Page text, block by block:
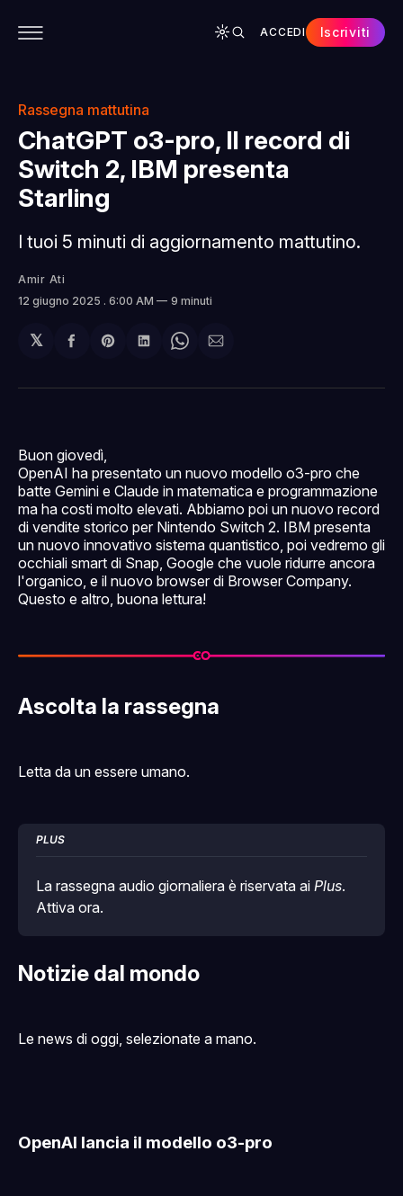
ACCEDI Iscriviti
Rassegna mattutina
ChatGPT o3-pro, Il record di
Switch 2, IBM presenta
Starling
I tuoi 5 minuti di aggiornamento mattutino.
Amir Ati
12 giugno 2025 . 6:00 AM 9 minuti
𝕏
Condividi
Facebook
Share
Pinterest
Condividi
LinkedIn
Share
WhatsApp
Condividi
email
Buon giovedì,
OpenAI ha presentato un nuovo modello o3-pro che
batte Gemini e Claude in matematica e programmazione
ma ha costi molto elevati. Abbiamo poi un nuovo record
di vendite storico per Nintendo Switch 2. IBM presenta
un nuovo innovativo sistema quantistico, poi vedremo gli
occhiali smart di Snap, Google che vuole ridurre ancora
l'organico, e il nuovo browser di Browser Company.
Questo e altro, buona lettura!
Ascolta la rassegna
Letta da un essere umano.
PLUS
La rassegna audio giornaliera è riservata ai Plus
Attiva ora.
Notizie dal mondo
Le news di oggi, selezionate a mano.
OpenAI lancia il modello o3-pro